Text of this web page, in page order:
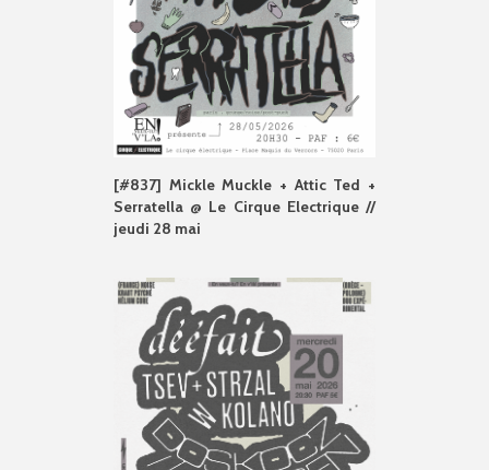
[#837] Mickle Muckle + Attic Ted +
Serratella @ Le Cirque Electrique //
jeudi 28 mai